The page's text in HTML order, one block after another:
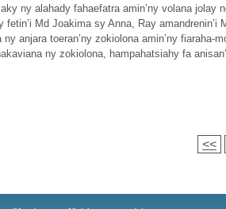
ny alahady fahaefatra amin’ny volana jolay
fetin’i Md Joakima sy Anna, Ray amandrenin’i
anjara toeran’ny zokiolona amin’ny fiaraha-
ny zokiolona, hampahatsiahy fa
<<